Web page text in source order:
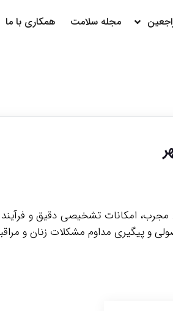
مجله سلامت همکاری با ما
مجرب، امکانات تشخیصی دقیق و
و پیگیری مداوم مشکلات زنان و